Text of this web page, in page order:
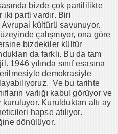
bizde çok partililikte
parti vardır. Biri
kültürü savunuyor.
çalışmıyor, ona göre
bizdekiler kültür
da farklı. Bu da tam
yılında sınıf esasına
demokrasiyle
Ve bu tarihte
varlığı kabul görüyor ve
Kurulduktan altı ay
hapse atılıyor.
dönülüyor.